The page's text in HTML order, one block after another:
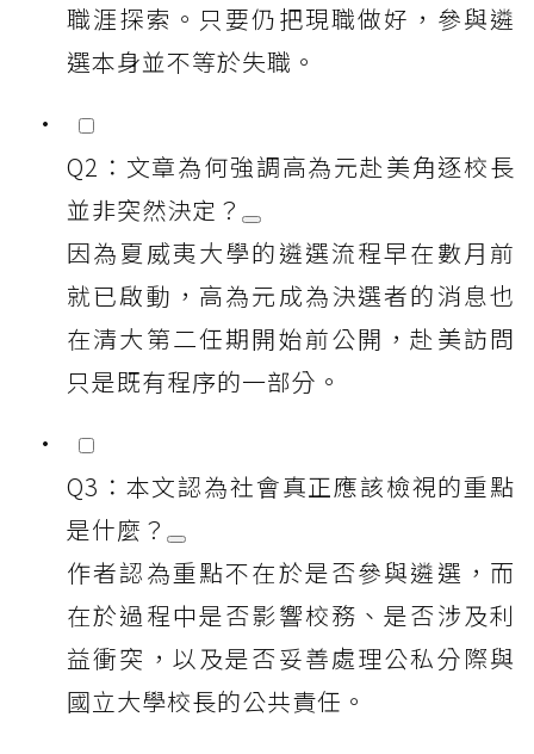
職涯探索。只要仍把現職做好，參與遴
選本身並不等於失職。
Q2：文章為何強調高為元赴美角逐校長
並非突然決定？
因為夏威夷大學的遴選流程早在數月前
就已啟動，高為元成為決選者的消息也
在清大第二任期開始前公開，赴美訪問
只是既有程序的一部分。
Q3：本文認為社會真正應該檢視的重點
是什麼？
作者認為重點不在於是否參與遴選，而
在於過程中是否影響校務、是否涉及利
益衝突，以及是否妥善處理公私分際與
國立大學校長的公共責任。